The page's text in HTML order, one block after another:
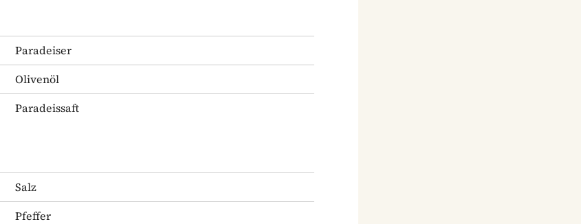
Paradeiser
Olivenöl
Paradeissaft
Salz
Pfeffer